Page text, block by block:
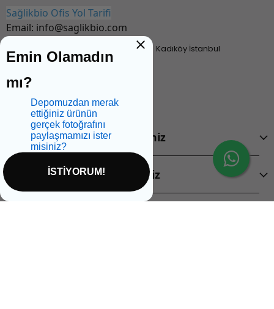
Sağlikbio Ofis Yol Tarifi
Email: info@saglikbio.com
Feneryolu mah. Fahir açan sok. No 1 A Kadıköy İstanbul
Ürünlerimiz
Şirketimiz
Emin Olamadın
mı?
Depomuzdan merak
ettiğiniz ürünün
gerçek fotoğrafını
paylaşmamızı ister
misiniz?
İSTİYORUM!